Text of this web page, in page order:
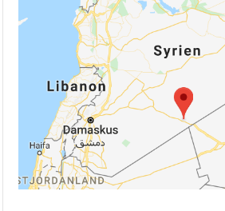
Фототоп
Видеотоп